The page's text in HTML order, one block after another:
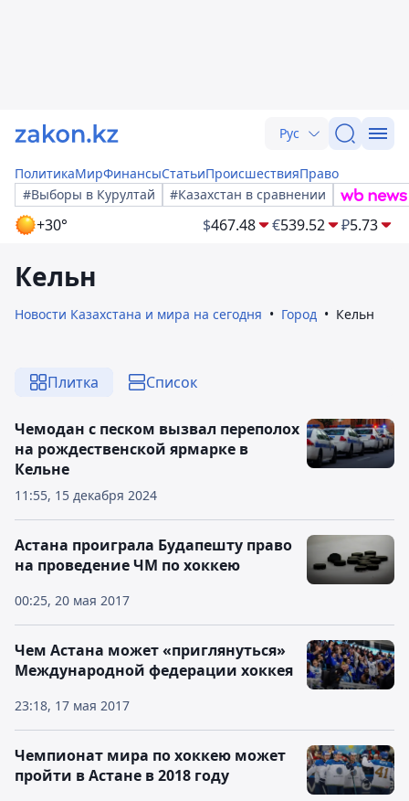
Рус
ПолитикаМирФинансыСтатьиПроисшествияПраво
#Выборы в Курултай
#Казахстан в сравнении
+30° $467.48 €539.52 ₽5.73
Кельн
Новости Казахстана и мира на сегодня Город Кельн
Плитка Список
11:55, 15 декабря 2024
Чемодан с песком вызвал переполох
на рождественской ярмарке в
Кельне
00:25, 20 мая 2017
Астана проиграла Будапешту право
на проведение ЧМ по хоккею
23:18, 17 мая 2017
Чем Астана может «приглянуться»
Международной федерации хоккея
Чемпионат мира по хоккею может
пройти в Астане в 2018 году